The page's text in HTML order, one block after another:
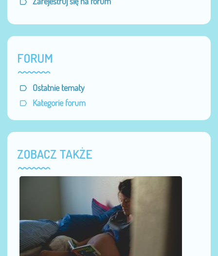
FORUM
Ostatnie tematy
Kategorie forum
ZOBACZ TAKŻE